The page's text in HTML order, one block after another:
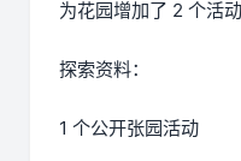
为花园增加了 2 个活动
探索资料：
1 个公开张园活动